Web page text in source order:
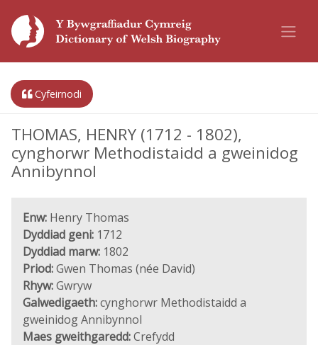
Cyfeirnodi
THOMAS, HENRY (1712 - 1802),
cynghorwr Methodistaidd a gweinidog
Annibynnol
Enw: Henry Thomas
Dyddiad geni: 1712
Dyddiad marw: 1802
Priod:Gwen Thomas (née David)
Rhyw:Gwryw
Galwedigaeth:cynghorwr Methodistaidd a
gweinidog Annibynnol
Maes gweithgaredd:Crefydd